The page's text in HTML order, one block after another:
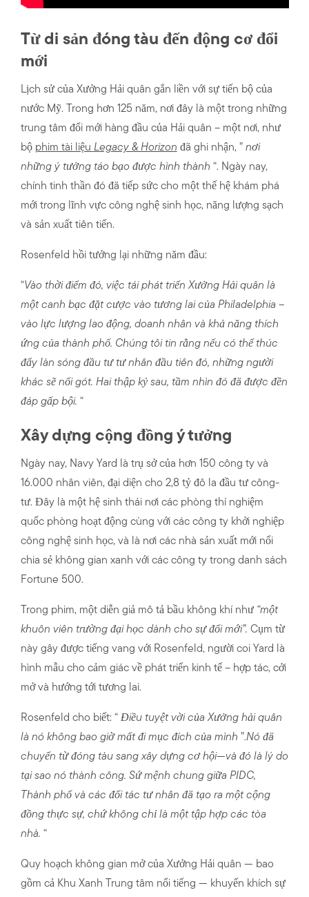
Từ di sản đóng tàu đến động cơ đổi
mới
Lịch sử của Xưởng Hải quân gắn liền với sự tiến bộ của
nước Mỹ. Trong hơn 125 năm, nơi đây là một trong những
trung tâm đổi mới hàng đầu của Hải quân – một nơi, như
bộ phim tài liệu Legacy & Horizon đã ghi nhận, ” nơi
những ý tưởng táo bạo được hình thành “. Ngày nay,
chính tinh thần đó đã tiếp sức cho một thế hệ khám phá
mới trong lĩnh vực công nghệ sinh học, năng lượng sạch
và sản xuất tiên tiến.
Rosenfeld hồi tưởng lại những năm đầu:
“Vào thời điểm đó, việc tái phát triển Xưởng Hải quân là
một canh bạc đặt cược vào tương lai của Philadelphia –
vào lực lượng lao động, doanh nhân và khả năng thích
ứng của thành phố. Chúng tôi tin rằng nếu có thể thúc
đẩy làn sóng đầu tư tư nhân đầu tiên đó, những người
khác sẽ nối gót. Hai thập kỷ sau, tầm nhìn đó đã được đền
đáp gấp bội. “
Xây dựng cộng đồng ý tưởng
Ngày nay, Navy Yard là trụ sở của hơn 150 công ty và
16.000 nhân viên, đại diện cho 2,8 tỷ đô la đầu tư công-
tư. Đây là một hệ sinh thái nơi các phòng thí nghiệm
quốc phòng hoạt động cùng với các công ty khởi nghiệp
công nghệ sinh học, và là nơi các nhà sản xuất mới nổi
chia sẻ không gian xanh với các công ty trong danh sách
Fortune 500.
Trong phim, một diễn giả mô tả bầu không khí như “một
khuôn viên trường đại học dành cho sự đổi mới”. Cụm từ
này gây được tiếng vang với Rosenfeld, người coi Yard là
hình mẫu cho cảm giác về phát triển kinh tế – hợp tác, cởi
mở và hướng tới tương lai.
Rosenfeld cho biết: “ Điều tuyệt vời của Xưởng hải quân
là nó không bao giờ mất đi mục đích của mình ”.Nó đã
chuyển từ đóng tàu sang xây dựng cơ hội—và đó là lý do
tại sao nó thành công. Sứ mệnh chung giữa PIDC,
Thành phố và các đối tác tư nhân đã tạo ra một cộng
đồng thực sự, chứ không chỉ là một tập hợp các tòa
nhà. “
Quy hoạch không gian mở của Xưởng Hải quân — bao
gồm cả Khu Xanh Trung tâm nổi tiếng — khuyến khích sự